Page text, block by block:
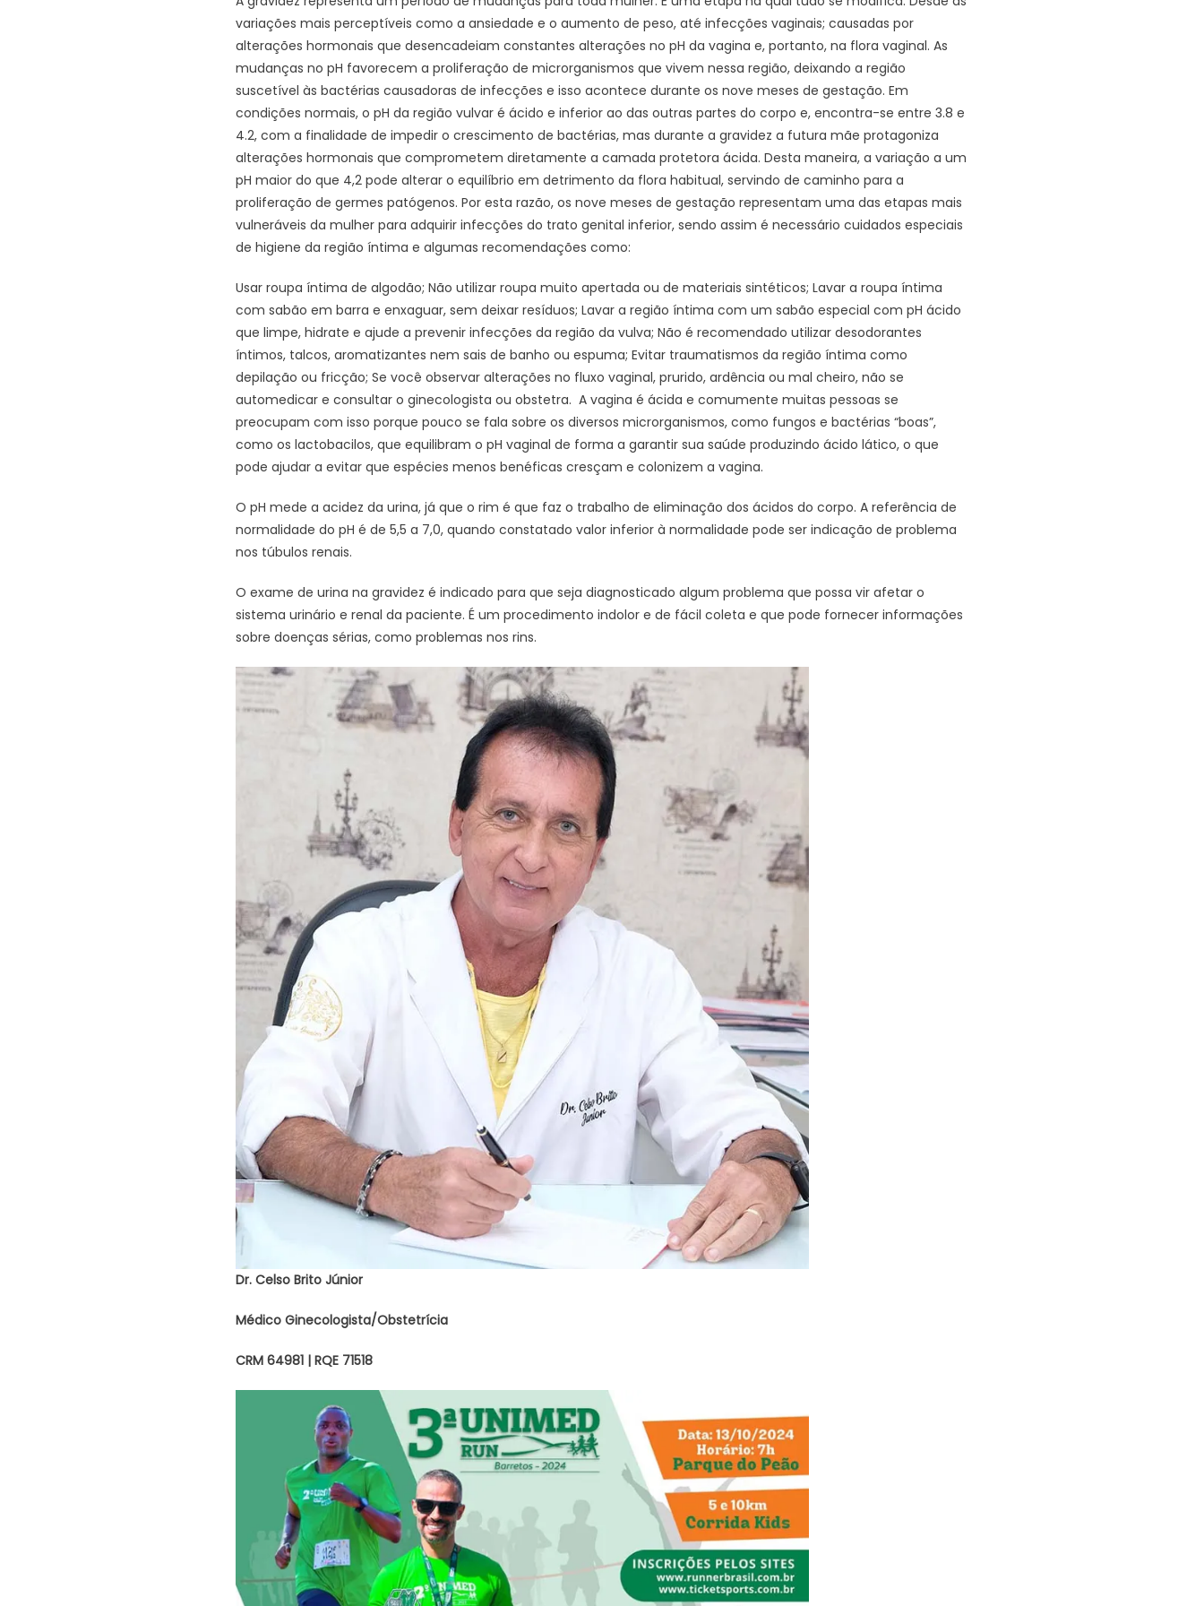
variações mais perceptíveis como a ansiedade e o aumento de peso, até infecções vaginais; causadas por
alterações hormonais que desencadeiam constantes alterações no pH da vagina e, portanto, na flora vaginal. As
mudanças no pH favorecem a proliferação de microrganismos que vivem nessa região, deixando a região
suscetível às bactérias causadoras de infecções e isso acontece durante os nove meses de gestação. Em
condições normais, o pH da região vulvar é ácido e inferior ao das outras partes do corpo e, encontra-se entre 3.8 e
4.2, com a finalidade de impedir o crescimento de bactérias, mas durante a gravidez a futura mãe protagoniza
alterações hormonais que comprometem diretamente a camada protetora ácida. Desta maneira, a variação a um
pH maior do que 4,2 pode alterar o equilíbrio em detrimento da flora habitual, servindo de caminho para a
proliferação de germes patógenos. Por esta razão, os nove meses de gestação representam uma das etapas mais
vulneráveis da mulher para adquirir infecções do trato genital inferior, sendo assim é necessário cuidados especiais
de higiene da região íntima e algumas recomendações como:
Usar roupa íntima de algodão; Não utilizar roupa muito apertada ou de materiais sintéticos; Lavar a roupa íntima
com sabão em barra e enxaguar, sem deixar resíduos; Lavar a região íntima com um sabão especial com pH ácido
que limpe, hidrate e ajude a prevenir infecções da região da vulva; Não é recomendado utilizar desodorantes
íntimos, talcos, aromatizantes nem sais de banho ou espuma; Evitar traumatismos da região íntima como
depilação ou fricção; Se você observar alterações no fluxo vaginal, prurido, ardência ou mal cheiro, não se
automedicar e consultar o ginecologista ou obstetra. A vagina é ácida e comumente muitas pessoas se
preocupam com isso porque pouco se fala sobre os diversos microrganismos, como fungos e bactérias “boas”,
como os lactobacilos, que equilibram o pH vaginal de forma a garantir sua saúde produzindo ácido lático, o que
pode ajudar a evitar que espécies menos benéficas cresçam e colonizem a vagina.
O pH mede a acidez da urina, já que o rim é que faz o trabalho de eliminação dos ácidos do corpo. A referência de
normalidade do pH é de 5,5 a 7,0, quando constatado valor inferior à normalidade pode ser indicação de problema
nos túbulos renais.
O exame de urina na gravidez é indicado para que seja diagnosticado algum problema que possa vir afetar o
sistema urinário e renal da paciente. É um procedimento indolor e de fácil coleta e que pode fornecer informações
sobre doenças sérias, como problemas nos rins.
Dr. Celso Brito Júnior
Médico Ginecologista/Obstetrícia
CRM 64981 | RQE 71518